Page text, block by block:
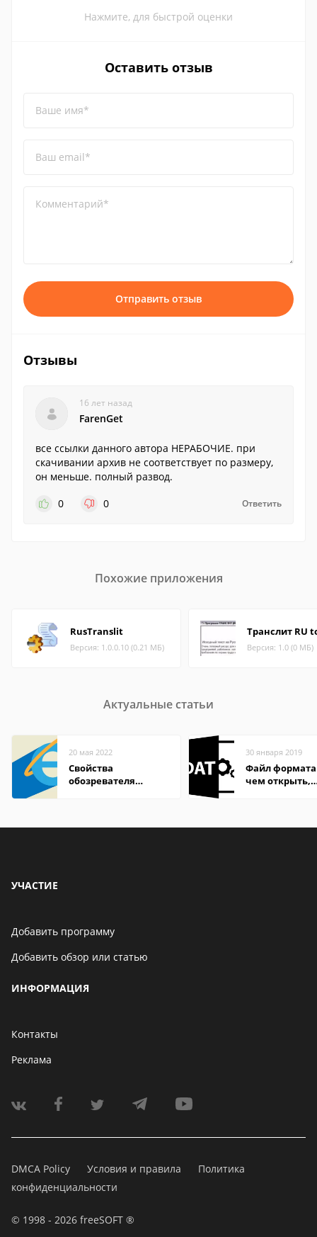
Нажмите, для быстрой оценки
Оставить отзыв
Ваше имя*
Ваш email*
Комментарий*
Отправить отзыв
Отзывы
16 лет назад
FarenGet
все ссылки данного автора НЕРАБОЧИЕ. при
скачивании архив не соответствует по размеру,
он меньше. полный развод.
0
0 Ответить
Похожие приложения
RusTranslit
Версия: 1.0.0.10 (0.21 МБ)
Транслит RU
Версия: 1.0 (0 МБ)
Актуальные статьи
20 мая 2022
Свойства
обозревателя
30 января 2019
Файл формата
чем открыть,
УЧАСТИЕ
Добавить программу
Добавить обзор или статью
ИНФОРМАЦИЯ
Контакты
Реклама
DMCA Policy Условия и правила
Политика
конфиденциальности
© 1998 - 2026 freeSOFT ®